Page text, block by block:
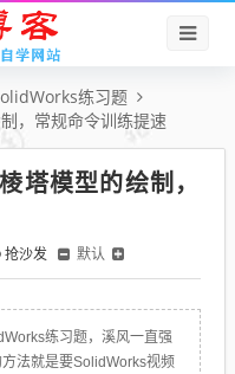
练习题
，常规命令训练提速
塔模型的绘制，
抢沙发 默认
练习题，溪风一直强
法就是要SolidWorks视频